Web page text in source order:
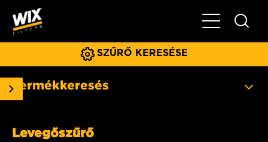
Főmenü
SZŰRŐ KERESÉSE
Termékkeresés
Levegőszűrő